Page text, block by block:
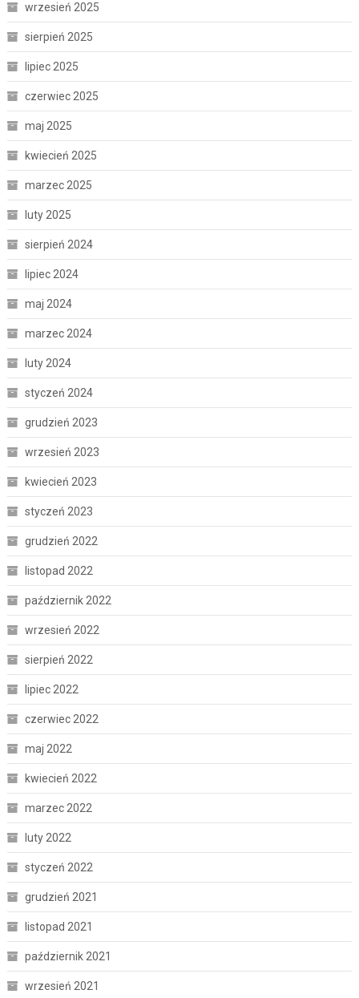
wrzesień 2025
sierpień 2025
lipiec 2025
czerwiec 2025
maj 2025
kwiecień 2025
marzec 2025
luty 2025
sierpień 2024
lipiec 2024
maj 2024
marzec 2024
luty 2024
styczeń 2024
grudzień 2023
wrzesień 2023
kwiecień 2023
styczeń 2023
grudzień 2022
listopad 2022
październik 2022
wrzesień 2022
sierpień 2022
lipiec 2022
czerwiec 2022
maj 2022
kwiecień 2022
marzec 2022
luty 2022
styczeń 2022
grudzień 2021
listopad 2021
październik 2021
wrzesień 2021